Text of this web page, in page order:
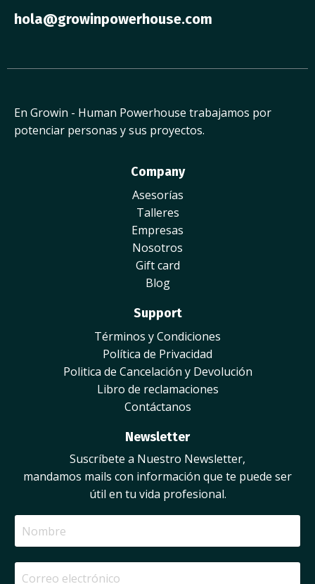
hola@growinpowerhouse.com
En Growin - Human Powerhouse trabajamos por
potenciar personas y sus proyectos.
Company
Asesorías
Talleres
Empresas
Nosotros
Gift card
Blog
Support
Términos y Condiciones
Política de Privacidad
Politica de Cancelación y Devolución
Libro de reclamaciones
Contáctanos
Newsletter
Suscríbete a Nuestro Newsletter,
mandamos mails con información que te puede ser
útil en tu vida profesional.